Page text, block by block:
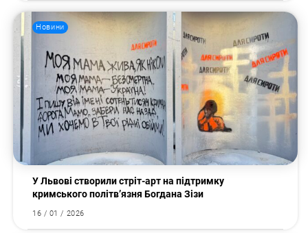
Новини
У Львові створили стріт-арт на підтримку
кримського політв’язня Богдана Зізи
16 / 01 / 2026